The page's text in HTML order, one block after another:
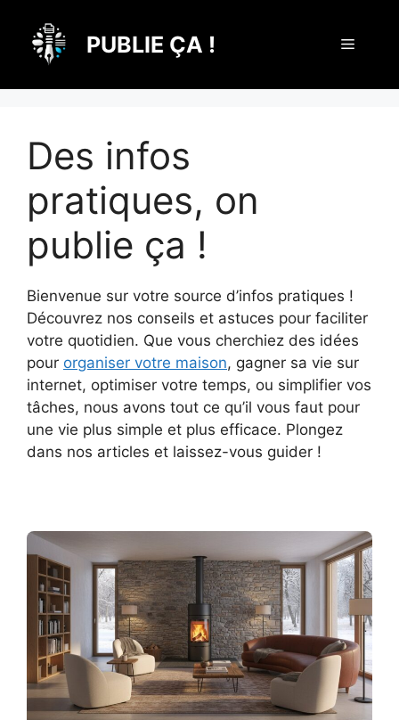
contenu
PUBLIE ÇA ! Menu
Des infos
pratiques, on
publie ça !
Bienvenue sur votre source d’infos pratiques !
Découvrez nos conseils et astuces pour faciliter
votre quotidien. Que vous cherchiez des idées
pour organiser votre maison, gagner sa vie sur
internet, optimiser votre temps, ou simplifier vos
tâches, nous avons tout ce qu’il vous faut pour
une vie plus simple et plus efficace. Plongez
dans nos articles et laissez-vous guider !